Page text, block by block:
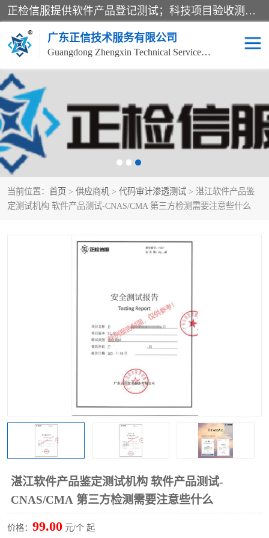
正检信服提供软件产品登记测试；科技项目验收测试；产品确认测试；功能测试；性能测试；安全测试；代码审计测试；漏洞扫描测试；渗透测试；风险评估测试；信息安全等级保护测评；双软认定；实验室建设质量体系建设；软件着作权、软件评测等服务。
广东正信技术服务有限公司
Guangdong Zhengxin Technical Service Co., Ltd
当前位置： 首页 > 供应商机 > 代码审计渗透测试 > 湛江软件产品鉴
定测试机构 软件产品测试-CNAS/CMA 第三方检测需要注意些什么
湛江软件产品鉴定测试机构 软件产品测试-
CNAS/CMA 第三方检测需要注意些什么
价格： 99.00 元/个 起
电子政务验收测评 数字信息化验收测评
应用软件系统测试 信息系统漏洞扫描
科技成果鉴定测试
信息安全风险评估 系统性能效率测试